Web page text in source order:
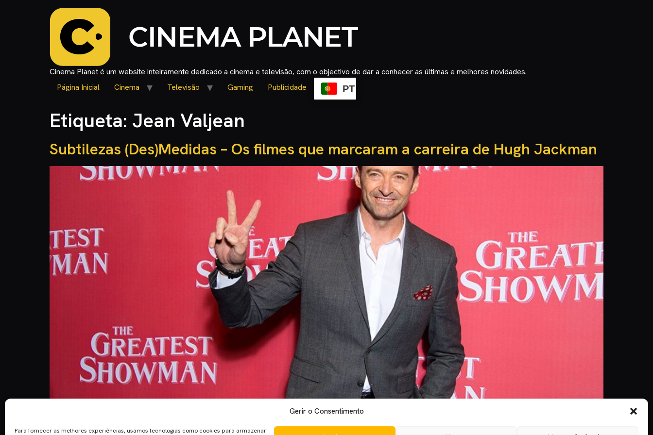
Gerir o Consentimento
Para fornecer as melhores experiências, usamos tecnologias como cookies para armazenar
Cinema Planet é um website inteiramente dedicado a cinema e televisão, com o objectivo de dar a conhecer as últimas e melhores novidades.
Página Inicial
Cinema Televisão Gaming Publicidade PT
Etiqueta: Jean Valjean
Subtilezas (Des)Medidas – Os filmes que marcaram a carreira de Hugh Jackman
Nascido na Austrália, o ator de 49 anos não é limitado no que toca ao talento para as artes. Para além de representar, o ator canta, dança e ainda toca vários